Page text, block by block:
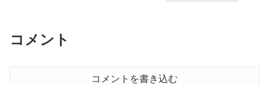
コメント
コメントを書き込む